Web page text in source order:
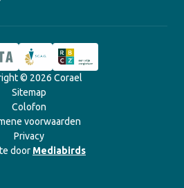
© 2026 Corael
Sitemap
Colofon
voorwaarden
Privacy
door Mediabirds